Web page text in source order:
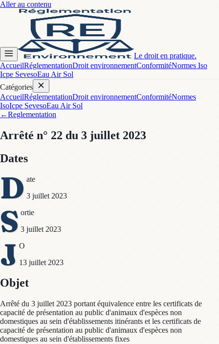
Aller au contenu
Le droit en pratique.
AccueilRéglementationDroit environnementConformitéNormes Iso
Icpe SevesoEau Air Sol
Catégories
AccueilRéglementationDroit environnementConformitéNormes
IsoIcpe SevesoEau Air Sol
←Reglementation
Arrêté n° 22 du 3 juillet 2023
Dates
D ate
3 juillet 2023
S ortie
3 juillet 2023
J O
13 juillet 2023
Objet
Arrêté du 3 juillet 2023 portant équivalence entre les certificats de
capacité de présentation au public d'animaux d'espèces non
domestiques au sein d'établissements itinérants et les certificats de
capacité de présentation au public d'animaux d'espèces non
domestiques au sein d'établissements fixes